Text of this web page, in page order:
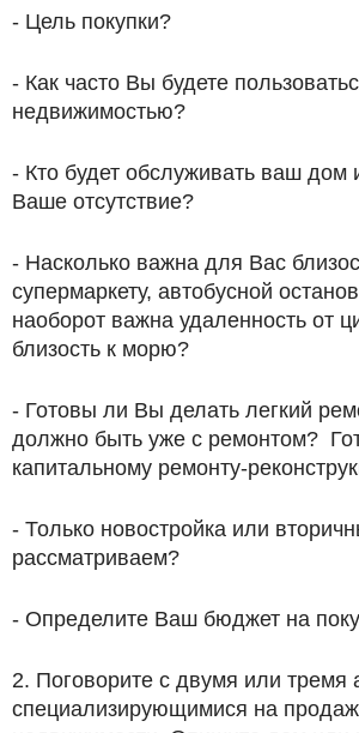
- Цель покупки?
- Как часто Вы будете
недвижимостью?
- Кто будет обслуживать ваш дом
Ваше отсутствие?
- Насколько важна для Вас
супермаркету, автобусной
наоборот важна удаленность от
близость к морю?
- Готовы ли Вы делать легкий
должно быть уже с ремонтом?
капитальному ремонту-
- Только новостройка или
рассматриваем?
- Определите Ваш бюджет на
2. Поговорите с двумя или тремя
специализирующимися на